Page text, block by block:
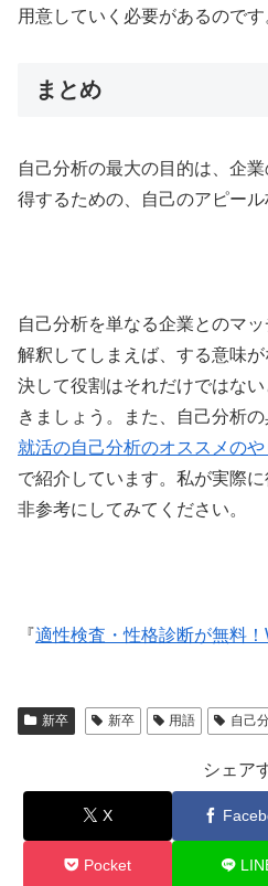
用意していく必要があるのです
まとめ
自己分析の最大の目的は、企
得するための、自己のアピール
自己分析を単なる企業とのマ
解釈してしまえば、する意味が
決して役割はそれだけではな
きましょう。また、自己分析
就活の自己分析のオススメの
で紹介しています。私が実際
非参考にしてみてください。
『適性検査・性格診断が無料
新卒 新卒 用語 自己
シェア
X
Pocket